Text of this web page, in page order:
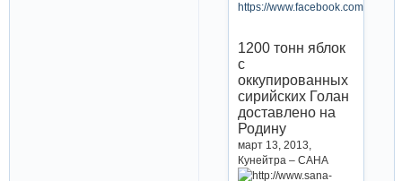
https://www.facebook.com/
1200 тонн яблок
с
оккупированных
сирийских Голан
доставлено на
Родину
март 13, 2013,
Кунейтра – САНА